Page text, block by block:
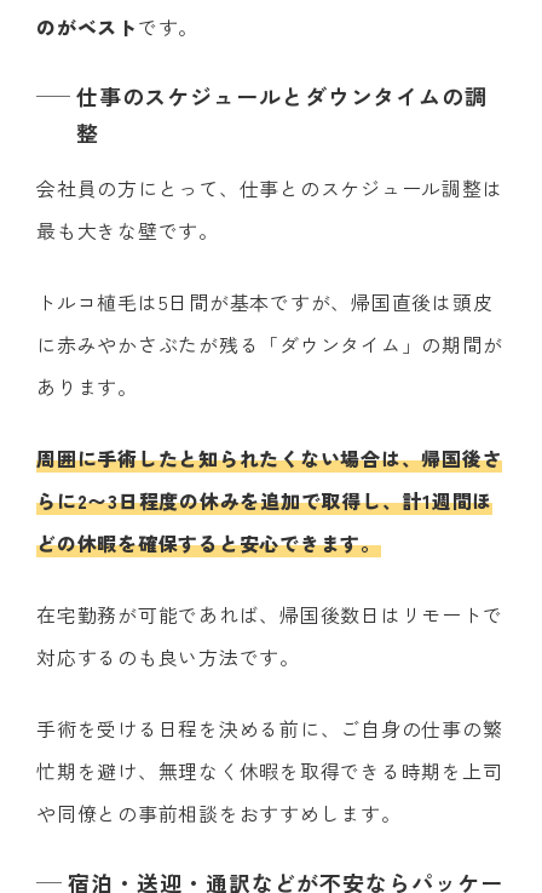
のがベストです。
仕事のスケジュールとダウンタイムの調
整
会社員の方にとって、仕事とのスケジュール調整は
最も大きな壁です。
トルコ植毛は5日間が基本ですが、帰国直後は頭皮
に赤みやかさぶたが残る「ダウンタイム」の期間が
あります。
周囲に手術したと知られたくない場合は、帰国後さ
らに2〜3日程度の休みを追加で取得し、計1週間ほ
どの休暇を確保すると安心できます。
在宅勤務が可能であれば、帰国後数日はリモートで
対応するのも良い方法です。
手術を受ける日程を決める前に、ご自身の仕事の繁
忙期を避け、無理なく休暇を取得できる時期を上司
や同僚との事前相談をおすすめします。
宿泊・送迎・通訳などが不安ならパッケー